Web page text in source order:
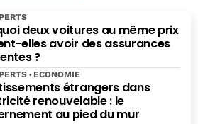
deux voitures au même prix
elles avoir des assurances
?
étrangers dans
renouvelable : le
au pied du mur
ECONOMIE